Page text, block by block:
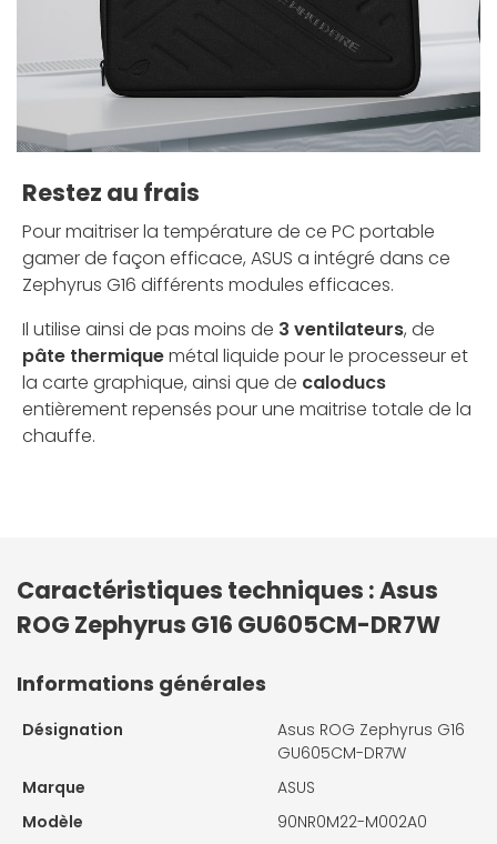
Restez au frais
Pour maitriser la température de ce PC portable
gamer de façon efficace, ASUS a intégré dans ce
Zephyrus G16 différents modules efficaces.
Il utilise ainsi de pas moins de 3 ventilateurs, de
pâte thermiquemétal liquide pour le processeur et
la carte graphique, ainsi que de caloducs
entièrement repensés pour une maitrise totale de la
chauffe.
Caractéristiques techniques : Asus
ROG Zephyrus G16 GU605CM-DR7W
Informations générales
Désignation
Asus ROG Zephyrus G16
GU605CM-DR7W
Marque
ASUS
Modèle
90NR0M22-M002A0